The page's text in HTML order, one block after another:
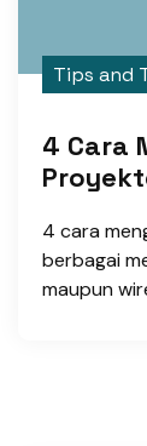
Tips and
4 Cara
4 cara
berbagai
maupun